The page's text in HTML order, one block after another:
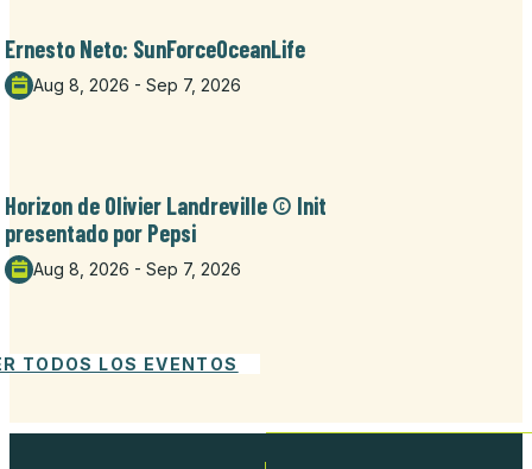
TODOS LOS EVENTOS
Ernesto Neto: SunForceOceanLife
Aug 8, 2026 - Sep 7, 2026
Horizon de Olivier Landreville © Init
presentado por Pepsi
Aug 8, 2026 - Sep 7, 2026